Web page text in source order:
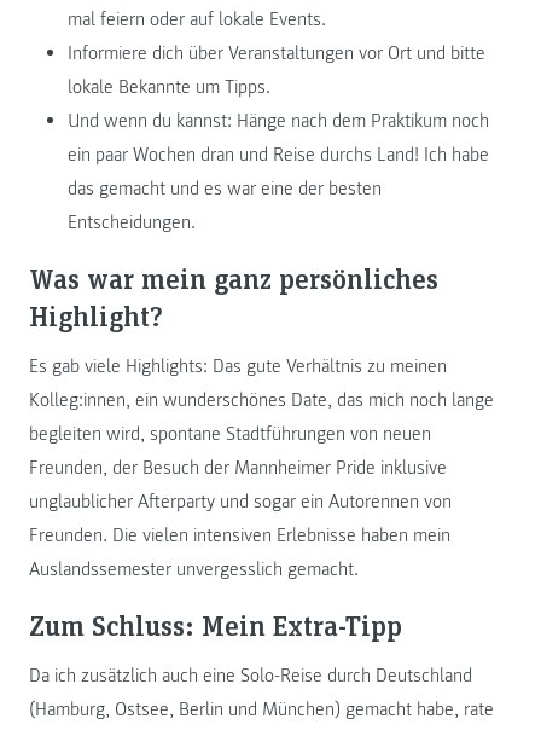
mal feiern oder auf lokale Events.
Informiere dich über Veranstaltungen vor Ort und bitte
lokale Bekannte um Tipps.
Und wenn du kannst: Hänge nach dem Praktikum noch
ein paar Wochen dran und Reise durchs Land! Ich habe
das gemacht und es war eine der besten
Entscheidungen.
Was war mein ganz persönliches
Highlight?
Es gab viele Highlights: Das gute Verhältnis zu meinen
Kolleg:innen, ein wunderschönes Date, das mich noch lange
begleiten wird, spontane Stadtführungen von neuen
Freunden, der Besuch der Mannheimer Pride inklusive
unglaublicher Afterparty und sogar ein Autorennen von
Freunden. Die vielen intensiven Erlebnisse haben mein
Auslandssemester unvergesslich gemacht.
Zum Schluss: Mein Extra-Tipp
Da ich zusätzlich auch eine Solo-Reise durch Deutschland
(Hamburg, Ostsee, Berlin und München) gemacht habe, rate